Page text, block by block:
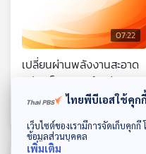
ดาวน์โหลด Thai PBS Podcast Application
07:22
เปลี่ยนผ่านพลังงานสะอาด
อย่างเป็นธรรมทำอย่างไร ?
สะอาด Podcastไทยพีบีเอสใช้คุกกี้
เว็บไซต์ของเรามีการจัดเก็บคุก
ข้อมูลส่วนบุคคล
เพิ่มเติม